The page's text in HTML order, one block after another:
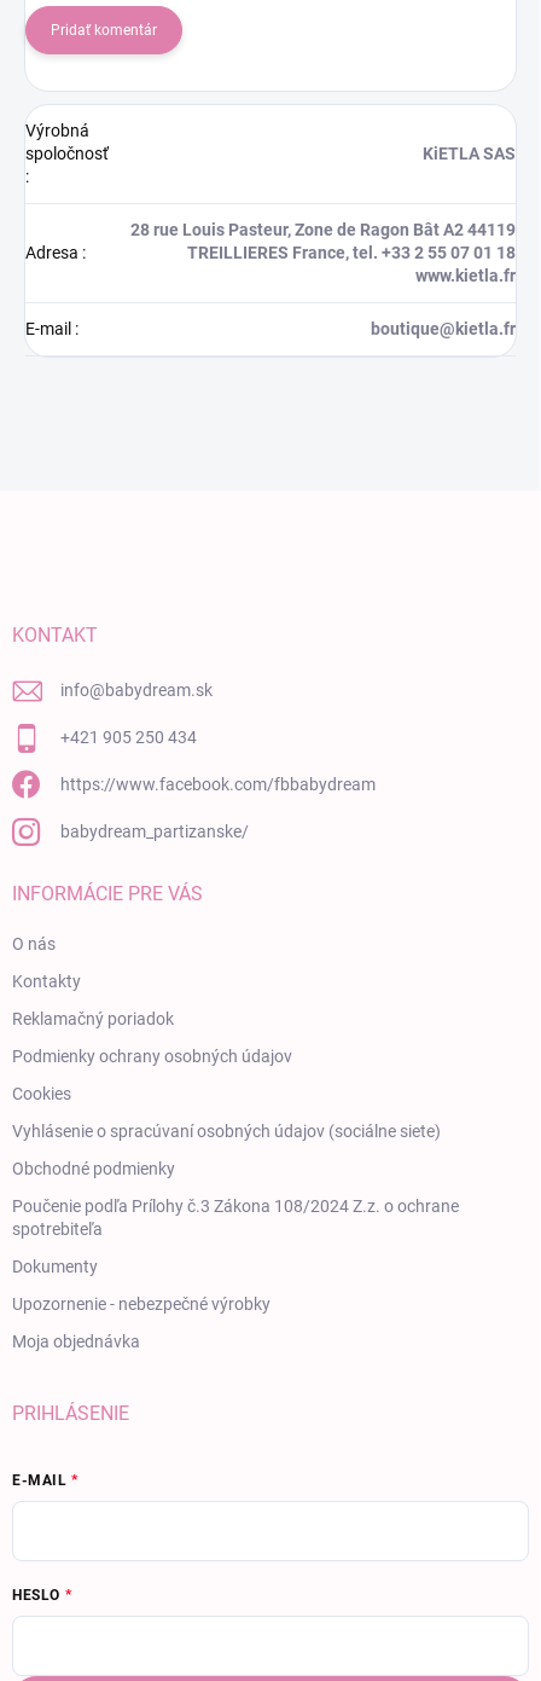
Pridať komentár
Výrobná
spoločnosť
:
KiETLA SAS
Adresa :
28 rue Louis Pasteur, Zone de Ragon Bât A2 44119
TREILLIERES France, tel. +33 2 55 07 01 18
www.kietla.fr
E-mail : boutique@kietla.fr
KONTAKT
info@babydream.sk
+421 905 250 434
https://www.facebook.com/fbbabydream
babydream_partizanske/
INFORMÁCIE PRE VÁS
O nás
Kontakty
Reklamačný poriadok
Podmienky ochrany osobných údajov
Cookies
Vyhlásenie o spracúvaní osobných údajov (sociálne siete)
Obchodné podmienky
Poučenie podľa Prílohy č.3 Zákona 108/2024 Z.z. o ochrane
spotrebiteľa
Dokumenty
Upozornenie - nebezpečné výrobky
Moja objednávka
PRIHLÁSENIE
E-MAIL
HESLO